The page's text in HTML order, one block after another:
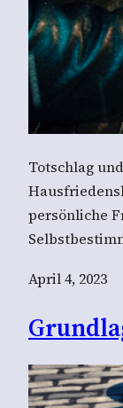
Totschlag
persönliche
April 4, 2023